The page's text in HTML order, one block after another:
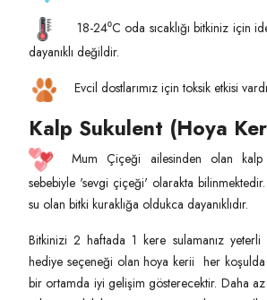
18-24⁰C oda sıcaklığı bitkiniz için
dayanıklı değildir.
Evcil dostlarımız için toksik etkisi
Kalp Sukulent (Hoya
Mum Çiçeği ailesinden olan kalp
sebebiyle 'sevgi çiçeği' olarakta
su olan bitki kuraklığa oldukca dayanıklıdır.
Bitkinizi 2 haftada 1 kere sulamanız yeterli
hediye seçeneği olan hoya kerii her koşulda
bir ortamda iyi gelişim gösterecektir. Daha az